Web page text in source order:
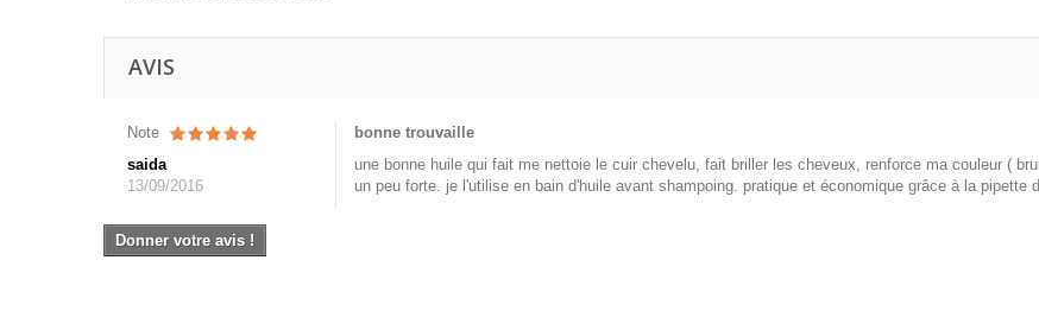
AVIS
Note
saida
13/09/2016
bonne trouvaille
une bonne huile qui fait me nettoie le cuir chevelu, fait briller les cheveux, renforce ma couleur (
un peu forte. je l'utilise en bain d'huile avant shampoing. pratique et économique grâce à la pipette
Donner votre avis !